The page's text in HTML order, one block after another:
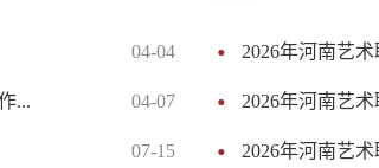
04-04
04-07
...
07-15
2026年河南艺
2026年河南艺
2026年河南艺